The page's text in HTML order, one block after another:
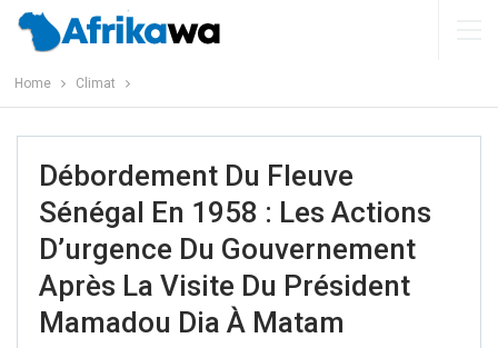
Home Climat
Débordement Du Fleuve
Sénégal En 1958 : Les Actions
D’urgence Du Gouvernement
Après La Visite Du Président
Mamadou Dia À Matam